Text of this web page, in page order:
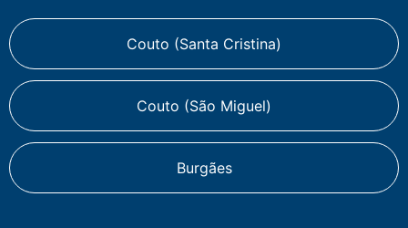
Couto (Santa Cristina)
Couto (São Miguel)
Burgães